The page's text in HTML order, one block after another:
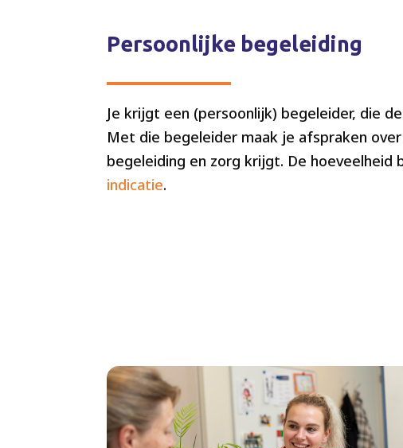
Persoonlijke begeleiding
Je krijgt een (persoonlijk) begeleider, die
Met die begeleider maak je afspraken
begeleiding en zorg krijgt. De hoeveelheid
indicatie.